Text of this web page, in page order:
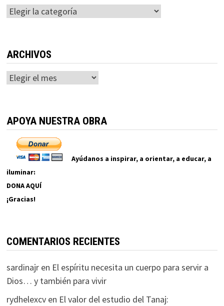
Categorías
ARCHIVOS
Archivos
APOYA NUESTRA OBRA
Ayúdanos a inspirar, a orientar, a educar, a
iluminar:
DONA AQUÍ
¡Gracias!
COMENTARIOS RECIENTES
sardinajren El espíritu necesita un cuerpo para servir a
Dios… y también para vivir
rydhelexcven El valor del estudio del Tanaj: